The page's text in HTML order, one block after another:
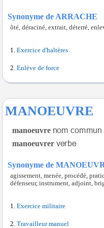
Synonyme de ARRACHE
ôté, déraciné, extrait, déterré,
Exercice d'haltères
Enlève de force
MANOEUVRE
manoeuvre
manoeuvrer
Synonyme de
agissement, menée, procédé,
défenseur, instrument, adjoint,
Exercice militaire
Travailleur manuel